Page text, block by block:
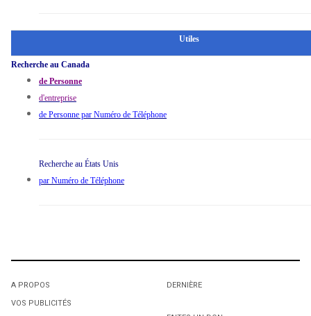
Utiles
Recherche au Canada
de Personne
d'entreprise
de Personne par Numéro de Téléphone
Recherche au États Unis
par Numéro de Téléphone
A PROPOS
VOS PUBLICITÉS
DERNIÈRE